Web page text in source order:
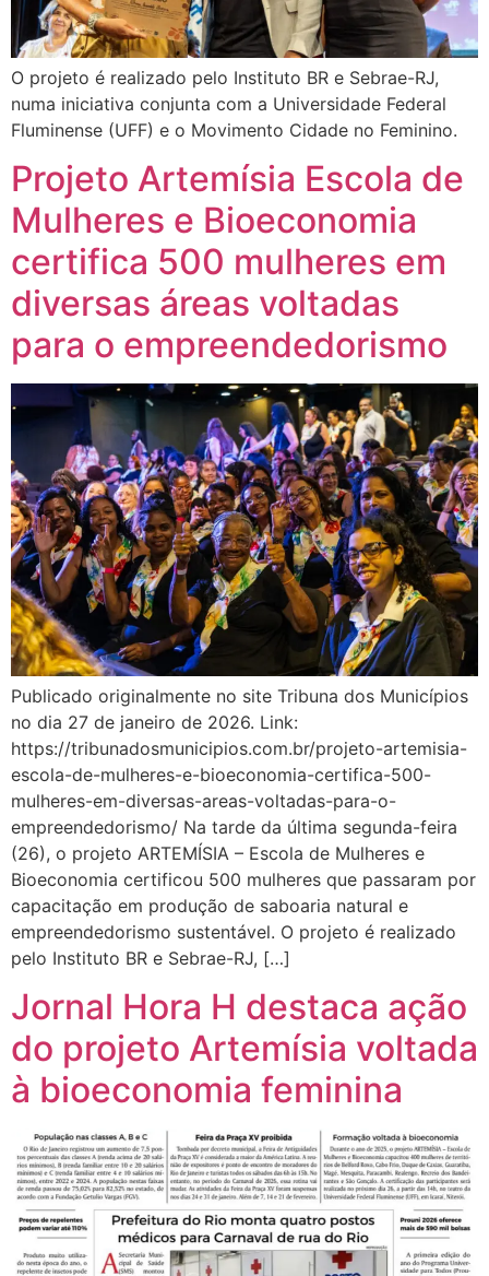
O projeto é realizado pelo Instituto BR e Sebrae-RJ,
numa iniciativa conjunta com a Universidade Federal
Fluminense (UFF) e o Movimento Cidade no Feminino.
Projeto Artemísia Escola de
Mulheres e Bioeconomia
certifica 500 mulheres em
diversas áreas voltadas
para o empreendedorismo
Publicado originalmente no site Tribuna dos Municípios
no dia 27 de janeiro de 2026. Link:
https://tribunadosmunicipios.com.br/projeto-artemisia-
escola-de-mulheres-e-bioeconomia-certifica-500-
mulheres-em-diversas-areas-voltadas-para-o-
empreendedorismo/ Na tarde da última segunda-feira
(26), o projeto ARTEMÍSIA – Escola de Mulheres e
Bioeconomia certificou 500 mulheres que passaram por
capacitação em produção de saboaria natural e
empreendedorismo sustentável. O projeto é realizado
pelo Instituto BR e Sebrae-RJ, […]
Jornal Hora H destaca ação
do projeto Artemísia voltada
à bioeconomia feminina